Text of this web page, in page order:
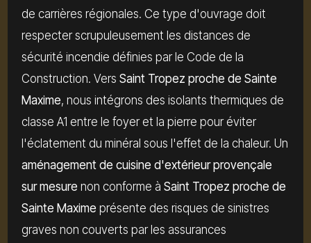
de carrières régionales. Ce type d'ouvrage doit
respecter scrupuleusement les distances de
sécurité incendie définies par le Code de la
Construction. VersSaint Tropez proche de Sainte
Maxime, nous intégrons des isolants thermiques de
classe A1 entre le foyer et la pierre pour éviter
l'éclatement du minéral sous l'effet de la chaleur. Un
aménagement de cuisine d'extérieur provençale
sur mesure non conforme àSaint Tropez proche de
Sainte Maxime présente des risques de sinistres
graves non couverts par les assurances